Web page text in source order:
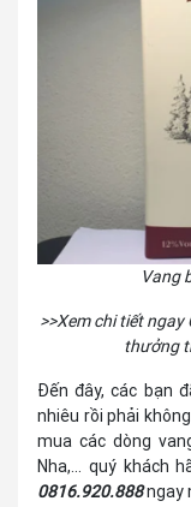
Vang
>>Xem chi tiết ngay
thưởng
Đến đây, các bạn
nhiêu rồi phải
mua các dòng
Nha,... quý khách
0816.920.888ngay